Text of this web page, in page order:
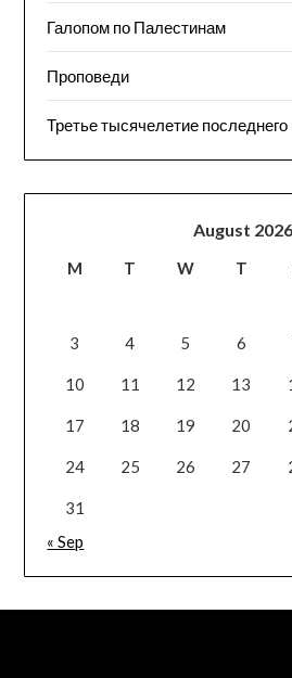
Галопом по Палестинам
Проповеди
Третье тысячелетие
August 2026
M T W T
3 4 5 6
10 11 12 13
17 18 19 20
24 25 26 27
31
« Sep